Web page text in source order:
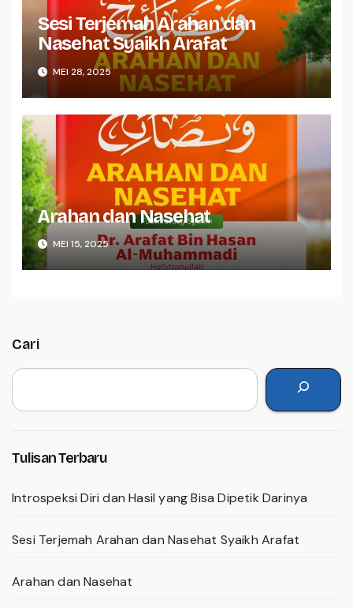
Sesi Terjemah Arahan dan
Nasehat Syaikh Arafat
MEI 28, 2025
Arahan dan Nasehat
MEI 15, 2025
Cari
Tulisan Terbaru
Introspeksi Diri dan Hasil yang Bisa Dipetik Darinya
Sesi Terjemah Arahan dan Nasehat Syaikh Arafat
Arahan dan Nasehat